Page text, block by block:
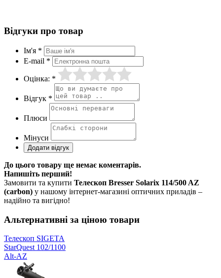
Відгуки про товар
Ім'я *
E-mail *
Оцінка: *
Відгук *
Плюси
Мінуси
До цього товару ще немає коментарів.
Напишіть перший!
Замовити та купити Телескоп Bresser Solarix 114/500 AZ
(carbon) у нашому інтернет-магазині оптичних приладів –
надійно та вигідно!
Альтернативні за ціною товари
Телескоп SIGETA
StarQuest 102/1100
Alt-AZ